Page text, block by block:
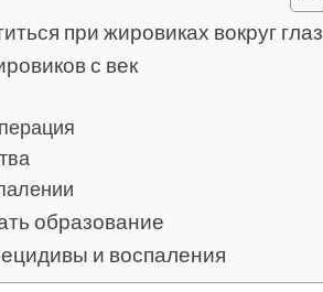
при жировиках вокруг глаз
с век
образование
и воспаления